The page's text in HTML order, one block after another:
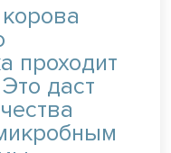
проходит
даст